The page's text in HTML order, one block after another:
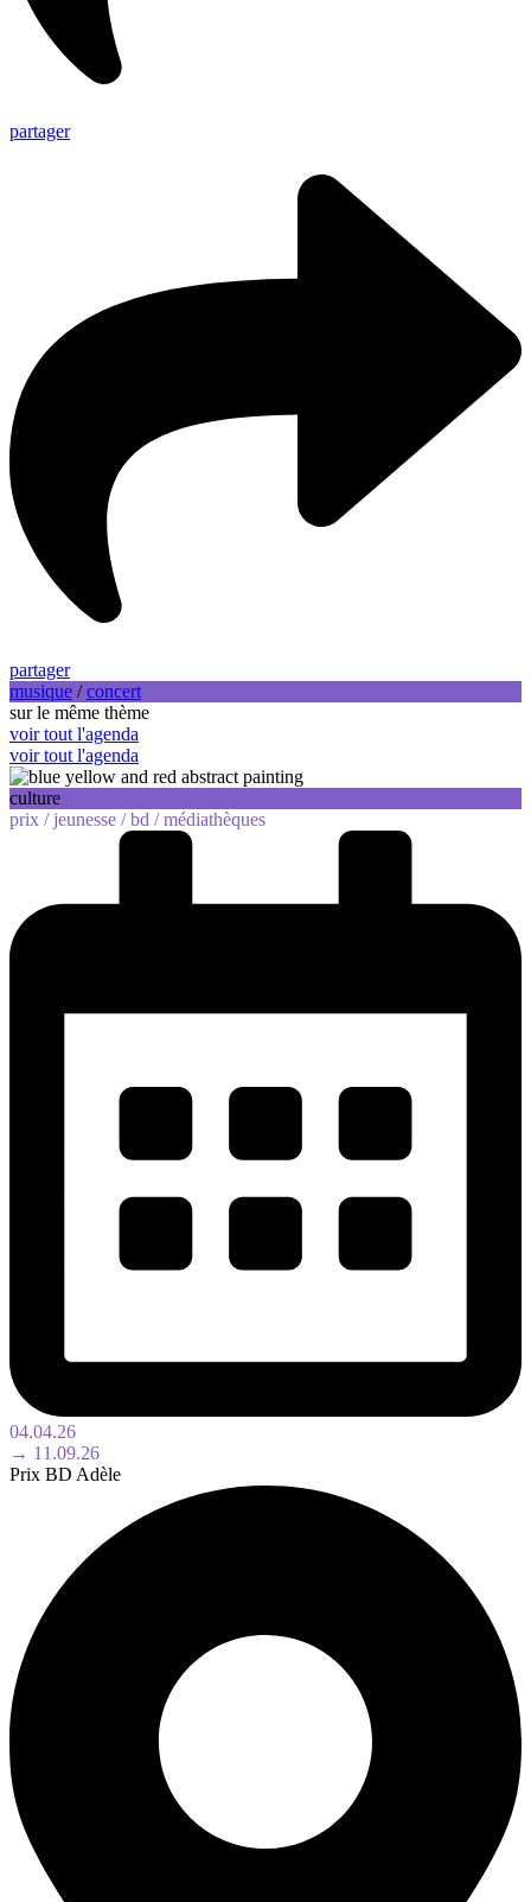
partager
partager
musique /concert
sur le même thème
voir tout l'agenda
voir tout l'agenda
culture
prix /jeunesse /bd /médiathèques
04.04.26
→ 11.09.26
Prix BD Adèle